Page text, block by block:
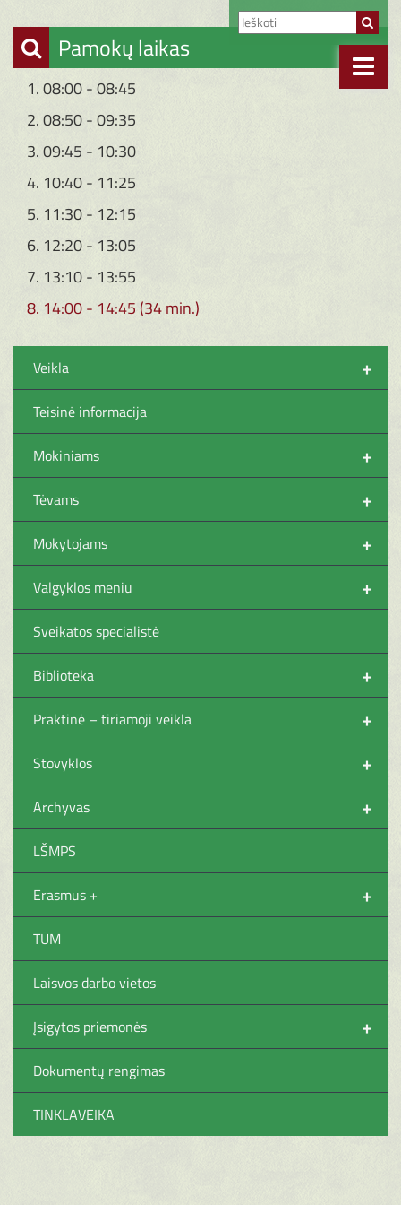
Pamokų laikas
1. 08:00 - 08:45
2. 08:50 - 09:35
3. 09:45 - 10:30
4. 10:40 - 11:25
5. 11:30 - 12:15
6. 12:20 - 13:05
7. 13:10 - 13:55
8. 14:00 - 14:45 (34 min.)
+
Veikla
Teisinė informacija
+
Mokiniams
+
Tėvams
+
Mokytojams
+
Valgyklos meniu
Sveikatos specialistė
+
Biblioteka
+
Praktinė – tiriamoji veikla
+
Stovyklos
+
Archyvas
LŠMPS
+
Erasmus +
TŪM
Laisvos darbo vietos
+
Įsigytos priemonės
Dokumentų rengimas
TINKLAVEIKA